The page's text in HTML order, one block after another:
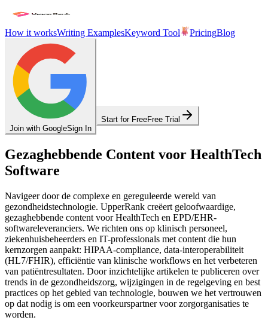
How it worksWriting ExamplesKeyword Tool PricingBlog
Join with GoogleSign In
Start for FreeFree Trial
Gezaghebbende Content voor HealthTech
Software
Navigeer door de complexe en gereguleerde wereld van
gezondheidstechnologie. UpperRank creëert geloofwaardige,
gezaghebbende content voor HealthTech en EPD/EHR-
softwareleveranciers. We richten ons op klinisch personeel,
ziekenhuisbeheerders en IT-professionals met content die hun
kernzorgen aanpakt: HIPAA-compliance, data-interoperabiliteit
(HL7/FHIR), efficiëntie van klinische workflows en het verbeteren
van patiëntresultaten. Door inzichtelijke artikelen te publiceren over
trends in de gezondheidszorg, wijzigingen in de regelgeving en best
practices op het gebied van technologie, bouwen we het vertrouwen
op dat nodig is om een voorkeurspartner voor zorgorganisaties te
worden.